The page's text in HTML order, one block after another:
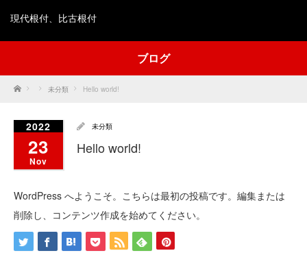
現代根付、比古根付
ブログ
Home 未分類 Hello world!
2022
23
Nov
未分類
Hello world!
WordPress へようこそ。こちらは最初の投稿です。編集または
削除し、コンテンツ作成を始めてください。